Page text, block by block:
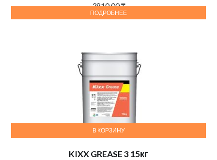
3810,00₸
ПОДРОБНЕЕ
KIXX GREASE 3 15кг
В КОРЗИНУ